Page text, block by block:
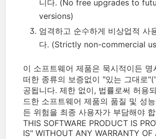
니다. (No free upgrades to
versions)
엄격하고 순수하게 비상업적 사
다. (Strictly non-commercial
이 소프트웨어 제품은 묵시적이든 명
떠한 종류의 보증없이 "있는 그대로
공됩니다. 제한 없이, 법률로써 허용
드한 소프트웨어 제품의 품질 및 성
든 위험을 최종 사용자가 부담해야
THIS SOFTWARE PRODUCT IS
IS" WITHOUT ANY WARRANTY OF